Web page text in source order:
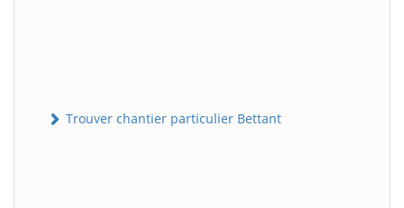
Trouver chantier particulier Bettant